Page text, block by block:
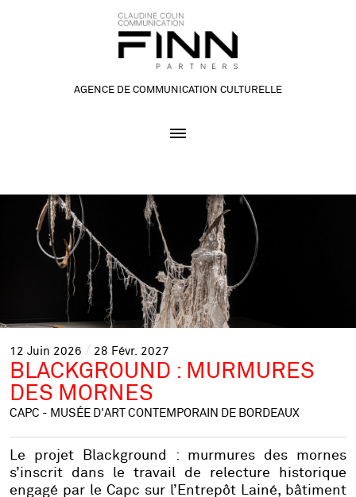
AGENCE DE COMMUNICATION CULTURELLE
12 Juin 2026 28 Févr. 2027
BLACKGROUND : MURMURES
DES MORNES
CAPC - MUSÉE D'ART CONTEMPORAIN DE BORDEAUX
Le projet
Blackground : murmures des mornes
s’inscrit dans le travail de relecture historique
engagé par le Capc sur l’Entrepôt Lainé, bâtiment